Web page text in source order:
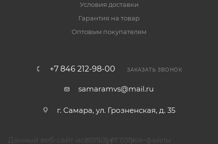
Условия доставки
Гарантия на товар
Оптовым покупателям
+7 846 212-98-00 ЗАКАЗАТЬ ЗВОНОК
samaramvs@mail.ru
г. Самара, ул. Грозненская, д. 35
Данный веб-сайт использует cookie-файлы